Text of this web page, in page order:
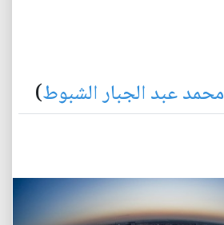
محمد عبد الجبار الشبوط)